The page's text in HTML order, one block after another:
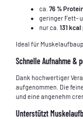
ca. 76 %
geringer Fett-
nur ca. 131
Ideal für
Schnelle Aufnahme &
Dank hochwertiger
aufgenommen. Die
und eine angenehm
Unterstützt